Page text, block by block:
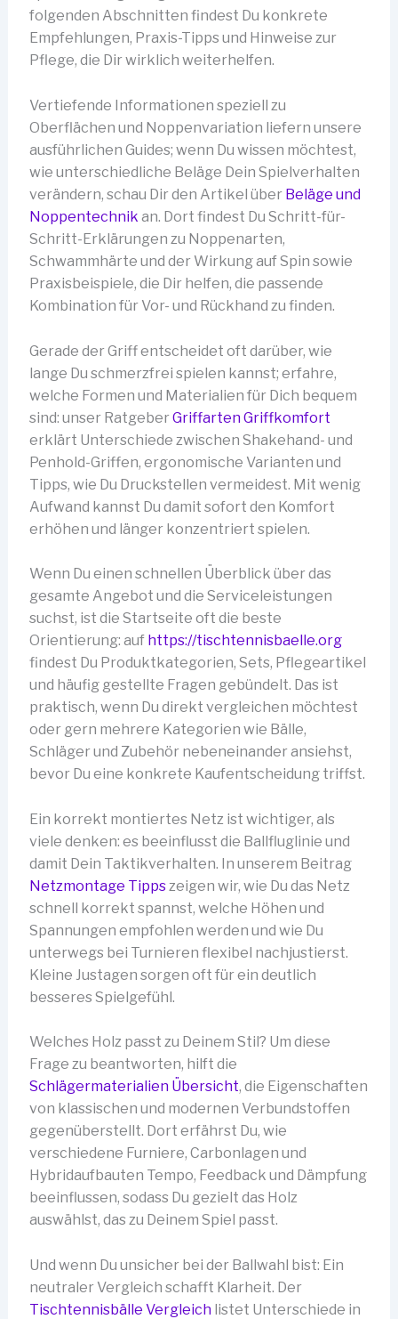
folgenden Abschnitten findest Du konkrete
Empfehlungen, Praxis-Tipps und Hinweise zur
Pflege, die Dir wirklich weiterhelfen.
Vertiefende Informationen speziell zu
Oberflächen und Noppenvariation liefern unsere
ausführlichen Guides; wenn Du wissen möchtest,
wie unterschiedliche Beläge Dein Spielverhalten
verändern, schau Dir den Artikel über Beläge und
Noppentechnik an. Dort findest Du Schritt-für-
Schritt-Erklärungen zu Noppenarten,
Schwammhärte und der Wirkung auf Spin sowie
Praxisbeispiele, die Dir helfen, die passende
Kombination für Vor- und Rückhand zu finden.
Gerade der Griff entscheidet oft darüber, wie
lange Du schmerzfrei spielen kannst; erfahre,
welche Formen und Materialien für Dich bequem
sind: unser RatgeberGriffarten Griffkomfort
erklärt Unterschiede zwischen Shakehand- und
Penhold-Griffen, ergonomische Varianten und
Tipps, wie Du Druckstellen vermeidest. Mit wenig
Aufwand kannst Du damit sofort den Komfort
erhöhen und länger konzentriert spielen.
Wenn Du einen schnellen Überblick über das
gesamte Angebot und die Serviceleistungen
suchst, ist die Startseite oft die beste
Orientierung: auf https://tischtennisbaelle.org
findest Du Produktkategorien, Sets, Pflegeartikel
und häufig gestellte Fragen gebündelt. Das ist
praktisch, wenn Du direkt vergleichen möchtest
oder gern mehrere Kategorien wie Bälle,
Schläger und Zubehör nebeneinander ansiehst,
bevor Du eine konkrete Kaufentscheidung triffst.
Ein korrekt montiertes Netz ist wichtiger, als
viele denken: es beeinflusst die Ballfluglinie und
damit Dein Taktikverhalten. In unserem Beitrag
Netzmontage Tippszeigen wir, wie Du das Netz
schnell korrekt spannst, welche Höhen und
Spannungen empfohlen werden und wie Du
unterwegs bei Turnieren flexibel nachjustierst.
Kleine Justagen sorgen oft für ein deutlich
besseres Spielgefühl.
Welches Holz passt zu Deinem Stil? Um diese
Frage zu beantworten, hilft die
Schlägermaterialien Übersicht, die Eigenschaften
von klassischen und modernen Verbundstoffen
gegenüberstellt. Dort erfährst Du, wie
verschiedene Furniere, Carbonlagen und
Hybridaufbauten Tempo, Feedback und Dämpfung
beeinflussen, sodass Du gezielt das Holz
auswählst, das zu Deinem Spiel passt.
Und wenn Du unsicher bei der Ballwahl bist: Ein
neutraler Vergleich schafft Klarheit. Der
Tischtennisbälle Vergleichlistet Unterschiede in